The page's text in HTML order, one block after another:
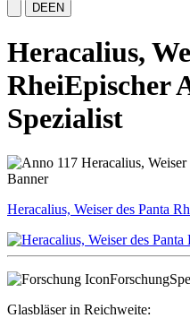
DEEN
Heracalius,
RheiEpischer
Spezialist
Heracalius, Weiser des Panta
Forschung
Glasbläser in Reichweite: